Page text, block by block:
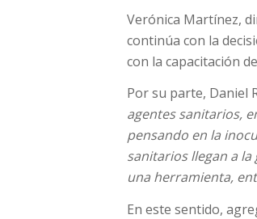
Verónica Martínez,
continúa con la
con la capacitación
Por su parte, Daniel
agentes sanitarios,
pensando en la
sanitarios llegan a
una herramienta,
En este sentido,